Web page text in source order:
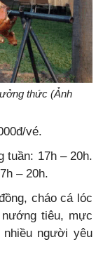
thức (Ảnh
vé.
tuần: 17h – 20h.
– 20h.
cháo cá lóc
tiêu, mực
người yêu